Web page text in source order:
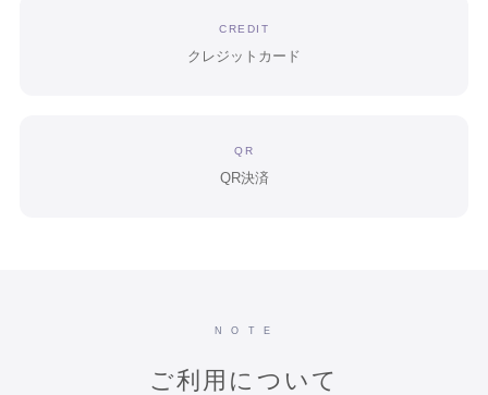
CREDIT
クレジットカード
QR
QR決済
N O T E
ご利用について